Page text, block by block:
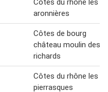
Côtes du rhône les
aronnières
Côtes de bourg
château moulin des
richards
Côtes du rhône les
pierrasques